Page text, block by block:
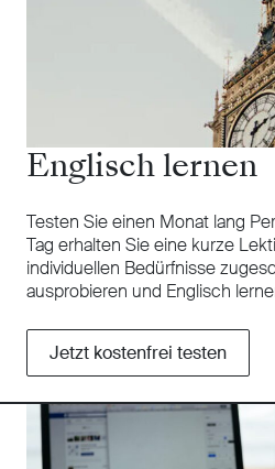
Englisch lernen
Testen Sie einen Monat lang
Tag erhalten Sie eine kurze
individuellen Bedürfnisse
ausprobieren und Englisch
Jetzt kostenfrei testen